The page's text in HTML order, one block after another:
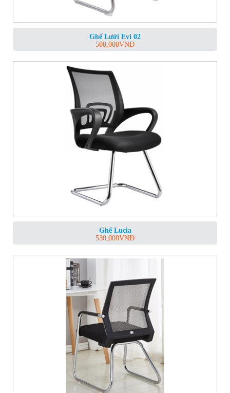
Ghế Lưới Evi 02
500,000VNĐ
Ghế Lucia
530,000VNĐ